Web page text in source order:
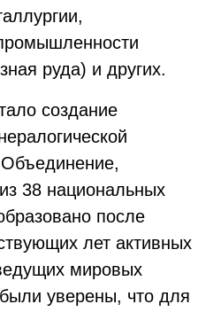
руда) и других.
создание
38 национальных
после
лет активных
мировых
уверены, что для